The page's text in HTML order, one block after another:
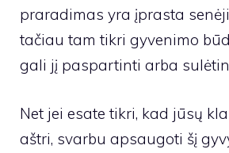
praradimas yra įprasta
tačiau tam tikri gyvenimo
gali jį paspartinti arba
Net jei esate tikri, kad jūsų
aštri, svarbu apsaugoti šį